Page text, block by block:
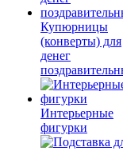
Купюрницы
(конверты) для
денег
Интерьерные
фигурки